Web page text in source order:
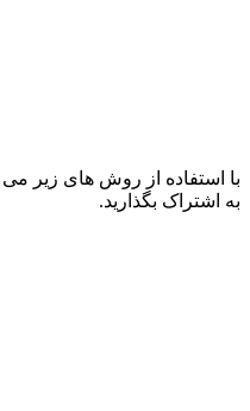
با استفاده از روش های زیر می
به اشتراک بگذارید.